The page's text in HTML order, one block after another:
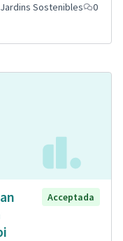
Sostenibles
0
Acceptada